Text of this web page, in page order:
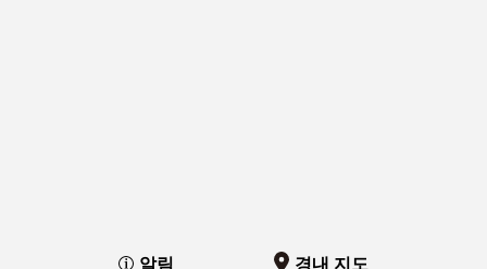
알림 경내 지도